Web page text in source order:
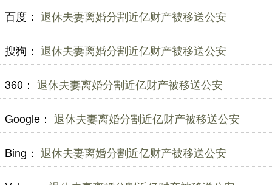
百度： 退休夫妻离婚分割近亿财产被移送公安
搜狗： 退休夫妻离婚分割近亿财产被移送公安
360： 退休夫妻离婚分割近亿财产被移送公安
Google： 退休夫妻离婚分割近亿财产被移送公安
Bing： 退休夫妻离婚分割近亿财产被移送公安